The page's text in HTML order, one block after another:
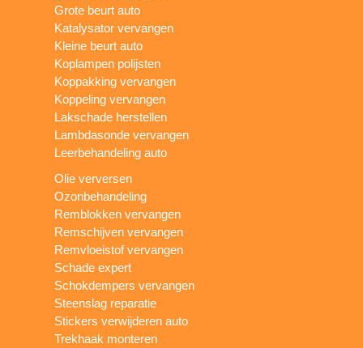
Grote beurt auto
Katalysator vervangen
Kleine beurt auto
Koplampen polijsten
Koppakking vervangen
Koppeling vervangen
Lakschade herstellen
Lambdasonde vervangen
Leerbehandeling auto
Olie verversen
Ozonbehandeling
Remblokken vervangen
Remschijven vervangen
Remvloeistof vervangen
Schade expert
Schokdempers vervangen
Steenslag reparatie
Stickers verwijderen auto
Trekhaak monteren